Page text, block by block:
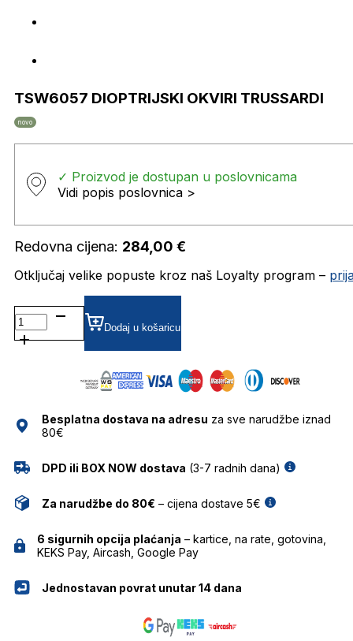
TSW6057 DIOPTRIJSKI OKVIRI TRUSSARDI
novo
✓ Proizvod je dostupan u poslovnicama
Vidi popis poslovnica >
Redovna cijena: 284,00 €
Otključaj velike popuste kroz naš Loyalty program –
TSW6057 DIOPTRIJSKI
OKVIRI
TRUSSARDI
Dodaj u košaricu
Besplatna dostava na adresu za sve narudžbe iznad
80€
DPD ili BOX NOW dostava (3-7 radnih dana)
Za narudžbe do 80€ – cijena dostave 5€
6 sigurnih opcija plaćanja – kartice, na rate, gotovina,
KEKS Pay, Aircash, Google Pay
Jednostavan povrat unutar 14 dana